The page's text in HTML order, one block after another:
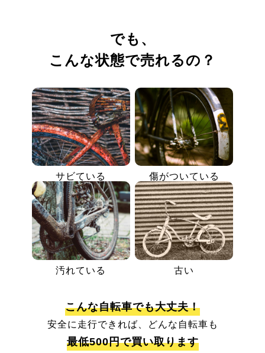
でも、
こんな状態で売れるの？
サビている 傷がついている
汚れている 古い
こんな自転車でも大丈夫！
安全に走行できれば、どんな自転車も
最低500円で買い取ります